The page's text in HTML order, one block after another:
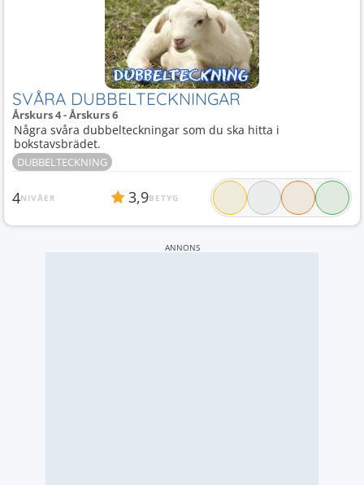
SVÅRA DUBBELTECKNINGAR
Årskurs 4 - Årskurs 6
Några svåra dubbelteckningar som du ska hitta i
bokstavsbrädet.
DUBBELTECKNING
4NIVÅER 3,9BETYG
ANNONS